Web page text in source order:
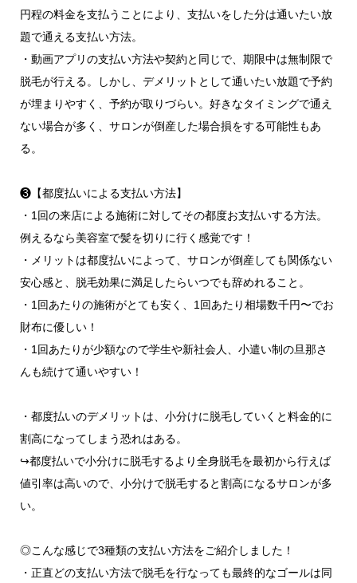
円程の料金を支払うことにより、支払いをした分は通いたい放
題で通える支払い方法。
・動画アプリの支払い方法や契約と同じで、期限中は無制限で
脱毛が行える。しかし、デメリットとして通いたい放題で予約
が埋まりやすく、予約が取りづらい。好きなタイミングで通え
ない場合が多く、サロンが倒産した場合損をする可能性もあ
る。
❸【都度払いによる支払い方法】
・1回の来店による施術に対してその都度お支払いする方法。
例えるなら美容室で髪を切りに行く感覚です！
・メリットは都度払いによって、サロンが倒産しても関係ない
安心感と、脱毛効果に満足したらいつでも辞めれること。
・1回あたりの施術がとても安く、1回あたり相場数千円〜でお
財布に優しい！
・1回あたりが少額なので学生や新社会人、小遣い制の旦那さ
んも続けて通いやすい！
・都度払いのデメリットは、小分けに脱毛していくと料金的に
割高になってしまう恐れはある。
↪︎都度払いで小分けに脱毛するより全身脱毛を最初から行えば
値引率は高いので、小分けで脱毛すると割高になるサロンが多
い。
◎こんな感じで3種類の支払い方法をご紹介しました！
・正直どの支払い方法で脱毛を行なっても最終的なゴールは同